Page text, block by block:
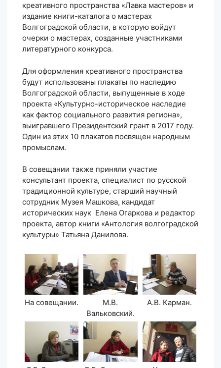
креативного пространства «Лавка мастеров» и
издание книги-каталога о мастерах
Волгоградской области, в которую войдут
очерки о мастерах, созданные участниками
литературного конкурса.
Для оформления креативного пространства
будут использованы плакаты по наследию
Волгоградской области, выпущенные в ходе
проекта «Культурно-историческое наследие
как фактор социального развития региона»,
выигравшего Президентский грант в 2017 году.
Один из этих 10 плакатов посвящен народным
промыслам.
В совещании также приняли участие
консультант проекта, специалист по русской
традиционной культуре, старший научный
сотрудник Музея Машкова, кандидат
исторических наук Елена Огаркова и редактор
проекта, автор книги «Антология волгоградской
культуры» Татьяна Данилова.
На совещании.
М.В.
Вальковский.
А.В. Карман.